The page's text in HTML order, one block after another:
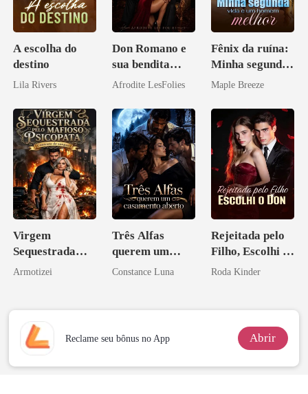
A escolha do
destino
Lila Rivers
Don Romano e
sua bendita
ruína
Afrodite LesFolies
Fênix da ruína:
Minha segunda
vida e um
Maple Breeze
Virgem
Sequestrada
pelo Mafioso
DE SANGUE
Armotizei
Três Alfas
querem um
casamento
Constance Luna
Rejeitada pelo
Filho, Escolhi o
Don
Roda Kinder
Reclame seu bônus no App Abrir